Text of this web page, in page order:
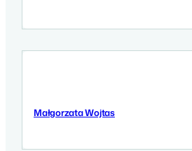
Małgorzata Wojtas